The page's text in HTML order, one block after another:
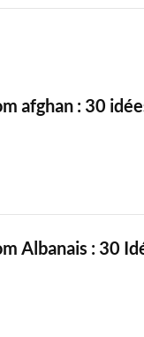
afghan : 30
Albanais : 30